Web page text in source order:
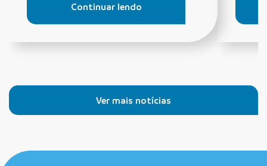
Continuar lendo
Ver mais notícias